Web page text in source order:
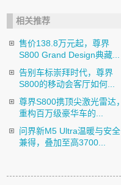
相关推荐
售价138.8万元起，尊界
S800 Grand Design典藏...
告别车标崇拜时代，尊界
S800的移动会客厅如何...
尊界S800携顶尖激光雷达，
重构百万级豪华车的...
问界新M5 Ultra温暖与安全
兼得，叠加至高3700...